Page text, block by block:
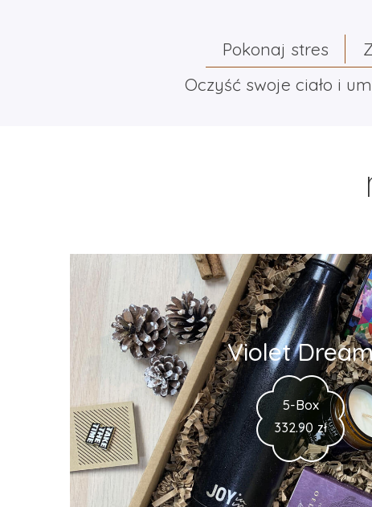
Pokonaj stres
Oczyść swoje ciało i
Violet
5-Box
332.90 zł